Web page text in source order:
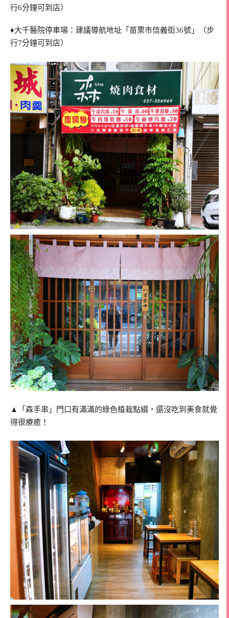
行6分鐘可到店）
♦大千醫院停車場：建議導航地址「苗栗市信義街36號」（步
行7分鐘可到店）
▲「森手串」門口有滿滿的綠色植栽點綴，還沒吃到美食就覺
得很療癒！